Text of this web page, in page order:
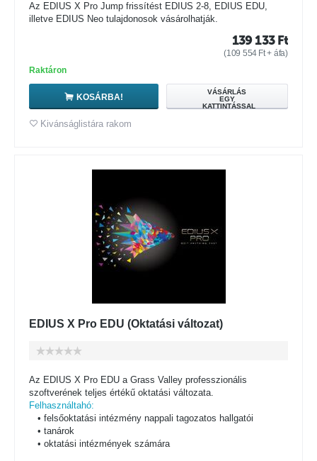
Az EDIUS X Pro Jump frissítést EDIUS 2-8, EDIUS EDU,
illetve EDIUS Neo tulajdonosok vásárolhatják.
139 133 Ft
(109 554 Ft+ áfa)
Raktáron
KOSÁRBA!
VÁSÁRLÁS
EGY
KATTINTÁSSAL
Kivánságlistára rakom
EDIUS X Pro EDU (Oktatási változat)
Az EDIUS X Pro EDU a Grass Valley professzionális
szoftverének teljes értékű oktatási változata.
Felhasználtahó:
• felsőoktatási intézmény nappali tagozatos hallgatói
• tanárok
• oktatási intézmények számára